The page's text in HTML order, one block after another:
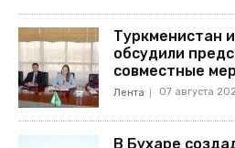
Туркменистан
обсудили
совместные
Лента 07 августа
В Бухаре